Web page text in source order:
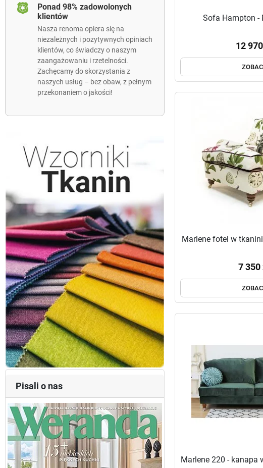
Ponad 98% zadowolonych
klientów
Nasza renoma opiera się na
niezależnych i pozytywnych opiniach
klientów, co świadczy o naszym
zaangażowaniu i rzetelności.
Zachęcamy do skorzystania z
naszych usług – bez obaw, z pełnym
przekonaniem o jakości!
Pisali o nas
Sofa Hampton -
12
Marlene fotel w
7 350
Marlene 220 - kanapa